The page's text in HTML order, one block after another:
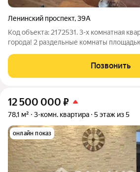
Ленинский проспект,39А
Код объекта: 2172531. 3-х комнатная
города! 2 раздельные комнаты площадью 19,7 и 13,5 м2. кухня-
электрика и
Позвонить
12 500 000 ₽
78,1 м² 3-комн. квартира 5 этаж из 5
онлайн показ